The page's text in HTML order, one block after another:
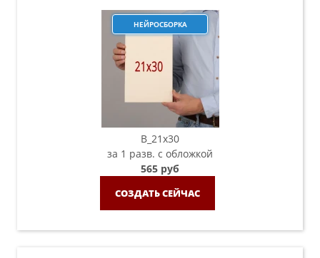
НЕЙРОСБОРКА
B_21х30
за 1 разв. с обложкой
565 руб
СОЗДАТЬ СЕЙЧАС